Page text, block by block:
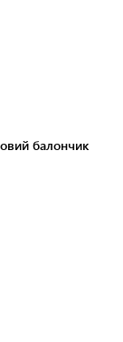
балончик